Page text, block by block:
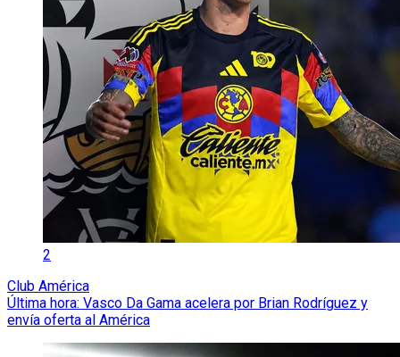
2
Club América
Última hora: Vasco Da Gama acelera por Brian Rodríguez y
envía oferta al América